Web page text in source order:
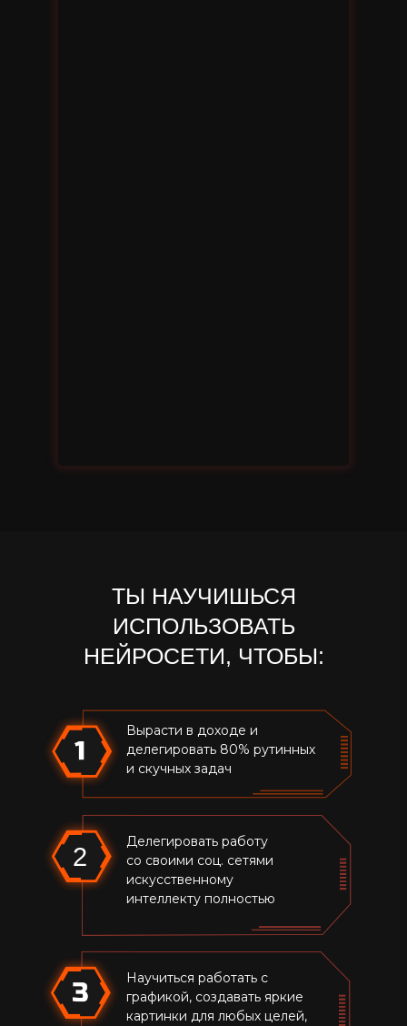
Научиться работать с
графикой, создавать яркие
картинки для любых целей,
ТЫ НАУЧИШЬСЯ
ИСПОЛЬЗОВАТЬ
НЕЙРОСЕТИ, ЧТОБЫ:
Вырасти в доходе и
делегировать 80% рутинных
и скучных задач
Делегировать работу
со своими соц. сетями
искусственному
интеллекту полностью
2